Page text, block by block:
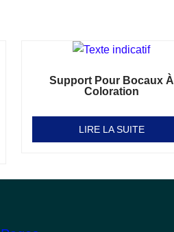
Support Pour Bocaux À
Coloration
LIRE LA SUITE